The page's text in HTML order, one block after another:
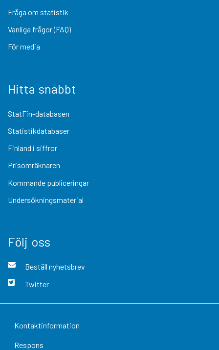
Fråga om statistik
Vanliga frågor (FAQ)
För media
Hitta snabbt
StatFin-databasen
Statistikdatabaser
Finland i siffror
Prisomräknaren
Kommande publiceringar
Undersökningsmaterial
Följ oss
Beställ nyhetsbrev
Twitter
Kontaktinformation
Respons